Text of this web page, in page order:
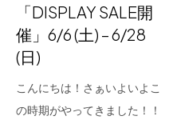
「DISPLAY SALE開
催」6/6 (土) – 6/28
(日)
こんにちは！さぁいよいよこ
の時期がやってきました！！